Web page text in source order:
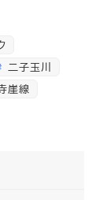
二子玉川
崖線